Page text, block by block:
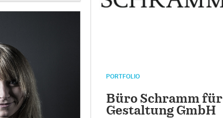
PORTFOLIO
Büro Schramm für
Gestaltung GmbH